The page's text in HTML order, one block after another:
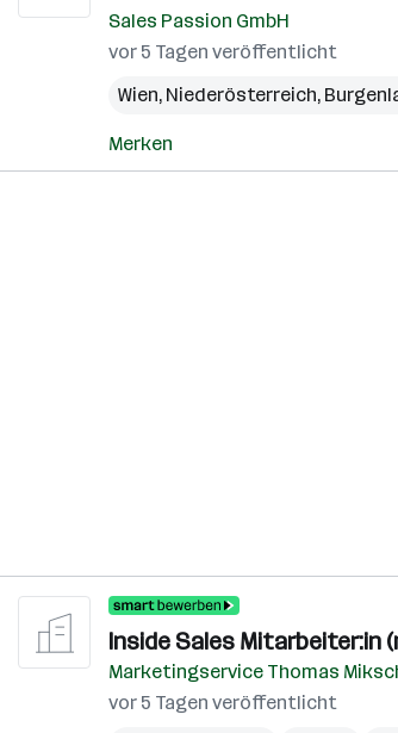
Sales Passion GmbH
vor 5 Tagen veröffentlicht
Wien, Niederösterreich,
Merken
Inside Sales Mitarbeiter:in
Marketingservice Thomas
vor 5 Tagen veröffentlicht